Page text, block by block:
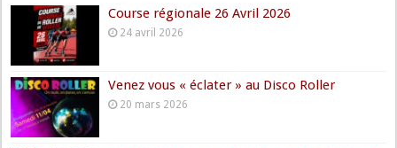
Course régionale 26 Avril 2026
24 avril 2026
Venez vous « éclater » au Disco Roller
20 mars 2026